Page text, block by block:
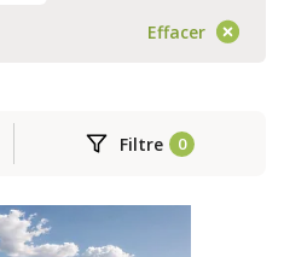
Effacer
Filtre